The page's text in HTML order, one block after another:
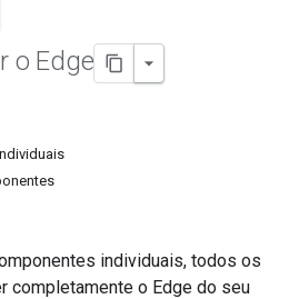
o Edge
individuais, todos os
completamente o Edge do seu